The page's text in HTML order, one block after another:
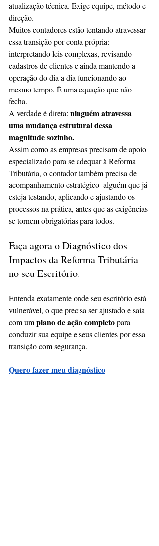
atualização técnica. Exige equipe, método e
direção.
Muitos contadores estão tentando atravessar
essa transição por conta própria:
interpretando leis complexas, revisando
cadastros de clientes e ainda mantendo a
operação do dia a dia funcionando ao
mesmo tempo. É uma equação que não
fecha.
A verdade é direta: ninguém atravessa
uma mudança estrutural dessa
magnitude sozinho.
Assim como as empresas precisam de apoio
especializado para se adequar à Reforma
Tributária, o contador também precisa de
acompanhamento estratégico  alguém que já
esteja testando, aplicando e ajustando os
processos na prática, antes que as exigências
se tornem obrigatórias para todos.
Faça agora o Diagnóstico dos
Impactos da Reforma Tributária
no seu Escritório.
Entenda exatamente onde seu escritório está
vulnerável, o que precisa ser ajustado e saia
com um plano de ação completo para
conduzir sua equipe e seus clientes por essa
transição com segurança.
Quero fazer meu diagnóstico